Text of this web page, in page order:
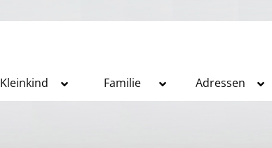
Kleinkind Familie Adressen